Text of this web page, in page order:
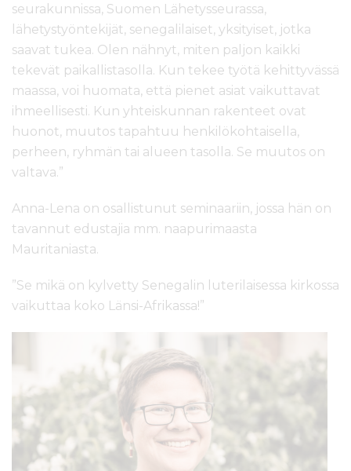
seurakunnissa, Suomen Lähetysseurassa,
lähetystyöntekijät, senegalilaiset, yksityiset, jotka
saavat tukea. Olen nähnyt, miten paljon kaikki
tekevät paikallistasolla. Kun tekee työtä kehittyvässä
maassa, voi huomata, että pienet asiat vaikuttavat
ihmeellisesti. Kun yhteiskunnan rakenteet ovat
huonot, muutos tapahtuu henkilökohtaisella,
perheen, ryhmän tai alueen tasolla. Se muutos on
valtava.”
Anna-Lena on osallistunut seminaariin, jossa hän on
tavannut edustajia mm. naapurimaasta
Mauritaniasta.
”Se mikä on kylvetty Senegalin luterilaisessa kirkossa
vaikuttaa koko Länsi-Afrikassa!”